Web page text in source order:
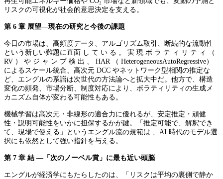
リスクの可視化が社会的意思決定を支える。
第 6 章 展望―現在の研究と今後の課題
今日の市場は、高頻度データ、アルゴリズム取引、断続的な流動性
という新しい難題に直面 し て い る 。 実 現 ボ ラ テ ィ リ テ ィ （
RV ） や ジ ャ ン プ 検 出 、 HAR （ HeterogeneousAutoRegressive）
によるスケール統合、高次元 DCC やネットワーク型相関の推定な
ど、エングルの系譜は次世代の方法論へと拡大中だ。他方で、構造
変化の頻発、市場分断、制度対応により、ボラティリティの生成メ
カニズム自体が変わる可能性もある。
機械学習は高次元・非線形の適合力に優れるが、安定推定・頑健
性・説明可能性をいかに担保するかが鍵。「推定可能で、解釈でき
て、現場で使える」というエングル流の規範は 、AI 時代のモデル選
択にも依然として強い指針を与える。
第 7 章 結 ―「次のノーベル賞」に最も近い頭脳
エングルが経済学にもたらしたのは、「リスクは平均の裏側で静か